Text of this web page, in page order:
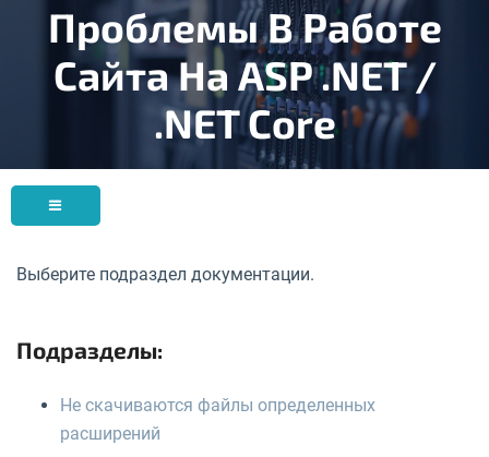
Проблемы В Работе
Сайта На ASP .NET /
.NET Core
Выберите подраздел документации.
Подразделы:
Не скачиваются файлы определенных
расширений